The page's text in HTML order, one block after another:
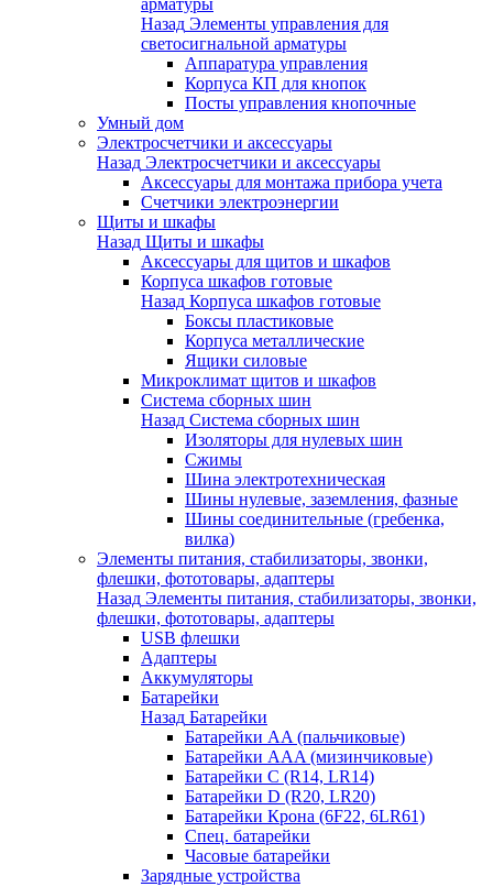
арматуры
Назад Элементы управления для
светосигнальной арматуры
Аппаратура управления
Корпуса КП для кнопок
Посты управления кнопочные
Умный дом
Электросчетчики и аксессуары
Назад Электросчетчики и аксессуары
Аксессуары для монтажа прибора учета
Счетчики электроэнергии
Щиты и шкафы
Назад Щиты и шкафы
Аксессуары для щитов и шкафов
Корпуса шкафов готовые
Назад Корпуса шкафов готовые
Боксы пластиковые
Корпуса металлические
Ящики силовые
Микроклимат щитов и шкафов
Система сборных шин
Назад Система сборных шин
Изоляторы для нулевых шин
Сжимы
Шина электротехническая
Шины нулевые, заземления, фазные
Шины соединительные (гребенка,
вилка)
Элементы питания, стабилизаторы, звонки,
флешки, фототовары, адаптеры
Назад Элементы питания, стабилизаторы, звонки,
флешки, фототовары, адаптеры
USB флешки
Адаптеры
Аккумуляторы
Батарейки
Назад Батарейки
Батарейки AA (пальчиковые)
Батарейки AAA (мизинчиковые)
Батарейки C (R14, LR14)
Батарейки D (R20, LR20)
Батарейки Крона (6F22, 6LR61)
Спец. батарейки
Часовые батарейки
Зарядные устройства